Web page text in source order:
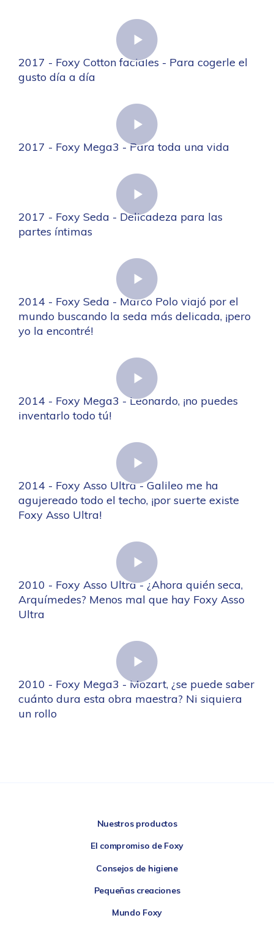
2017 - Foxy Cotton faciales - Para cogerle el
gusto día a día
2017 - Foxy Mega3 - Para toda una vida
2017 - Foxy Seda - Delicadeza para las
partes íntimas
2014 - Foxy Seda - Marco Polo viajó por el
mundo buscando la seda más delicada, ¡pero
yo la encontré!
2014 - Foxy Mega3 - Leonardo, ¡no puedes
inventarlo todo tú!
2014 - Foxy Asso Ultra - Galileo me ha
agujereado todo el techo, ¡por suerte existe
Foxy Asso Ultra!
2010 - Foxy Asso Ultra - ¿Ahora quién seca,
Arquímedes? Menos mal que hay Foxy Asso
Ultra
2010 - Foxy Mega3 - Mozart, ¿se puede saber
cuánto dura esta obra maestra? Ni siquiera
un rollo
Nuestros productos
El compromiso de Foxy
Consejos de higiene
Pequeñas creaciones
Mundo Foxy